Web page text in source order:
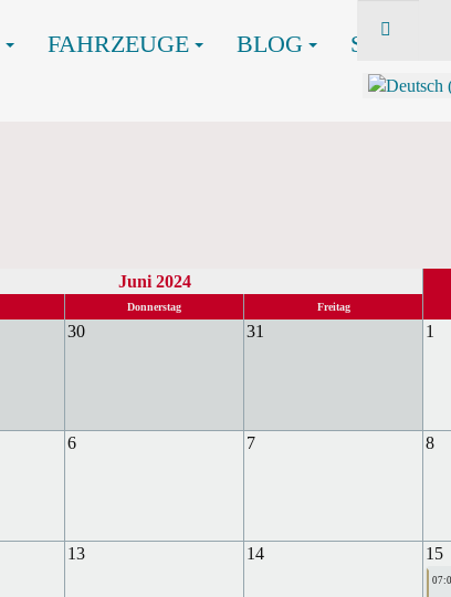
FAHRZEUGE BLOG SHOP
Juni 2024
Donnerstag Freitag
30 31 1
6 7 8
13 14 15